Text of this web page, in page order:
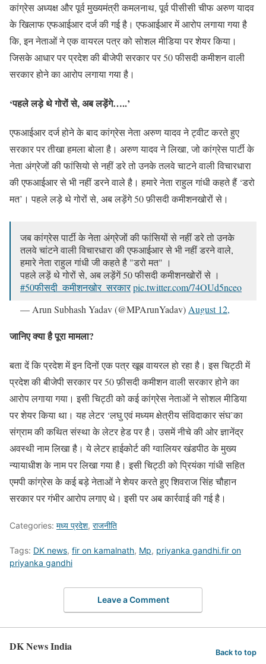
कांग्रेस अध्यक्ष और पूर्व मुख्यमंत्री कमलनाथ, पूर्व पीसीसी चीफ अरुण यादव
के खिलाफ एफआईआर दर्ज की गई है। एफआईआर में आरोप लगाया गया है
कि, इन नेताओं ने एक वायरल पत्र को सोशल मीडिया पर शेयर किया।
जिसके आधार पर प्रदेश की बीजेपी सरकार पर 50 फीसदी कमीशन वाली
सरकार होने का आरोप लगाया गया है।
‘पहले लड़े थे गोरों से, अब लड़ेंगे…..’
एफआईआर दर्ज होने के बाद कांग्रेस नेता अरुण यादव ने ट्वीट करते हुए
सरकार पर तीखा हमला बोला है। अरुण यादव ने लिखा, जो कांग्रेस पार्टी के
नेता अंग्रेजों की फांसियो से नहीं डरे तो उनके तलवे चाटने वाली विचारधारा
की एफआईआर से भी नहीं डरने वाले है। हमारे नेता राहुल गांधी कहते हैं ‘डरो
मत’। पहले लड़े थे गोरों से, अब लड़ेंगे 50 फ़ीसदी कमीशनखोरों से।
जब कांग्रेस पार्टी के नेता अंग्रेजों की फांसियों से नहीं डरे तो उनके
तलवे चांटने वाली विचारधारा की एफआईआर से भी नहीं डरने वाले,
हमारे नेता राहुल गांधी जी कहते है "डरो मत" ।
पहले लड़ें थे गोरों से, अब लड़ेंगें 50 फीसदी कमीशनखोरों से ।
#50फीसदी_कमीशनखोर_सरकारpic.twitter.com/74OUd5nceo
— Arun Subhash Yadav (@MPArunYadav)August 12,
जानिए क्या है पूरा मामला?
बता दें कि प्रदेश में इन दिनों एक पत्र खूब वायरल हो रहा है। इस चिट्ठी में
प्रदेश की बीजेपी सरकार पर 50 फ़ीसदी कमीशन वाली सरकार होने का
आरोप लगाया गया। इसी चिट्ठी को कई कांग्रेस नेताओं ने सोशल मीडिया
पर शेयर किया था। यह लेटर ‘लघु एवं मध्यम क्षेत्रीय संविदाकार संघ’का
संग्राम की कथित संस्था के लेटर हेड पर है। उसमें नीचे की ओर ज्ञानेंद्र
अवस्थी नाम लिखा है। ये लेटर हाईकोर्ट की ग्वालियर खंडपीठ के मुख्य
न्यायाधीश के नाम पर लिखा गया है। इसी चिट्ठी को प्रियंका गांधी सहित
एमपी कांग्रेस के कई बड़े नेताओं ने शेयर करते हुए शिवराज सिंह चौहान
सरकार पर गंभीर आरोप लगाए थे। इसी पर अब कार्रवाई की गई है।
Categories: मध्य प्रदेश, राजनीति
Tags: DK news, fir on kamalnath, Mp, priyanka gandhi.fir on
priyanka gandhi
Leave a Comment
DK News India Back to top